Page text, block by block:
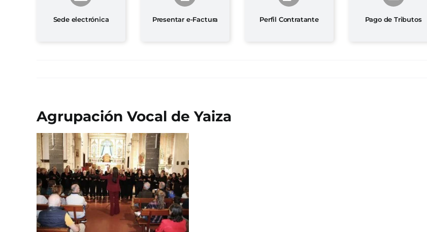
Sede electrónica Presentar e-Factura Perfil Contratante Pago de Tributos
Agrupación Vocal de Yaiza